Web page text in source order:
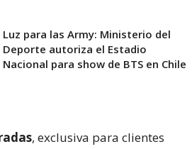
Luz para las Army: Ministerio del
Deporte autoriza el Estadio
Nacional para show de BTS en Chile
, exclusiva para clientes